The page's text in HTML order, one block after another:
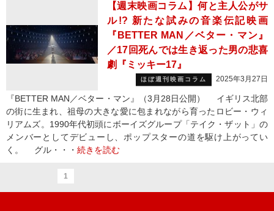
【週末映画コラム】何と主人公がサ
ル!? 新たな試みの音楽伝記映画
『BETTER MAN／ベター・マン』
／17回死んでは生き返った男の悲喜
劇『ミッキー17』
ほぼ週刊映画コラム 2025年3月27日
『BETTER MAN／ベター・マン』（3月28日公開） イギリス北部
の街に生まれ、祖母の大きな愛に包まれながら育ったロビー・ウィ
リアムズ。1990年代初頭にボーイズグループ「テイク・ザット」の
メンバーとしてデビューし、ポップスターの道を駆け上がってい
く。 グル・・・ 続きを読む
1